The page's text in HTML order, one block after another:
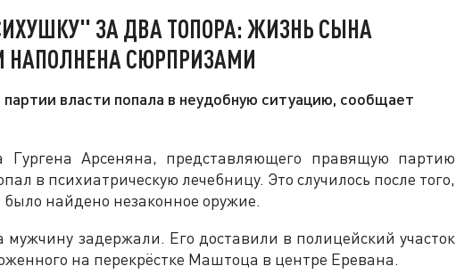
ЗА ДВА ТОПОРА: ЖИЗНЬ СЫНА
НАПОЛНЕНА СЮРПРИЗАМИ
власти попала в неудобную ситуацию, сообщает
Арсеняна, представляющего правящую партию
в психиатрическую лечебницу. Это случилось после того,
найдено незаконное оружие.
мужчину задержали. Его доставили в полицейский участок
на перекрёстке Маштоца в центре Еревана.